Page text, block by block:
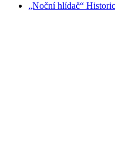
„Noční hlídač“